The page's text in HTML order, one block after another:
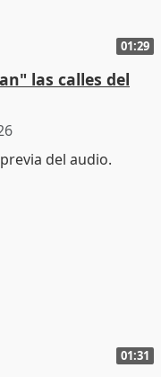
01:29
las calles del
01:31